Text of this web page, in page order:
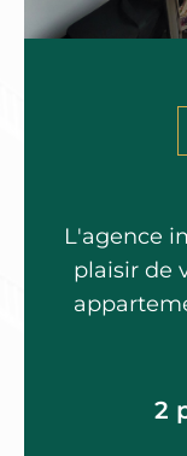
L'agence
plaisir de
2